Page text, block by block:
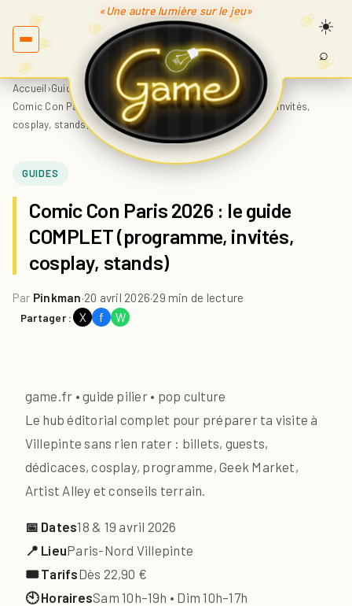
«Une autre lumière sur le jeu»
Game.fr
⌕
Accueil›Guides ›
Comic Con Paris 2026 : le guide COMPLET (programme, invités,
cosplay, stands)
GUIDES
Comic Con Paris 2026 : le guide
COMPLET (programme, invités,
cosplay, stands)
Par Pinkman·20 avril 2026·29 min de lecture
Partager : X f W
game.fr • guide pilier • pop culture
Le hub éditorial complet pour préparer ta visite à
Villepinte sans rien rater : billets, guests,
dédicaces, cosplay, programme, Geek Market,
Artist Alley et conseils terrain.
📅 Dates18 & 19 avril 2026
📍 LieuParis-Nord Villepinte
🎟️ TarifsDès 22,90 €
🕙 HorairesSam 10h–19h • Dim 10h–17h